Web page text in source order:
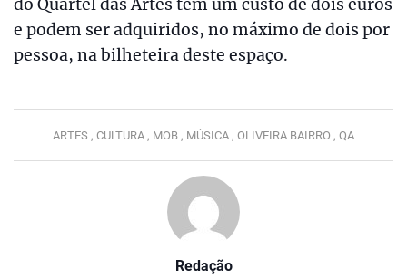
Redação
do Quartel das Artes têm um custo de dois euros
e podem ser adquiridos, no máximo de dois por
pessoa, na bilheteira deste espaço.
ARTES , CULTURA , MOB , MÚSICA , OLIVEIRA BAIRRO , QA